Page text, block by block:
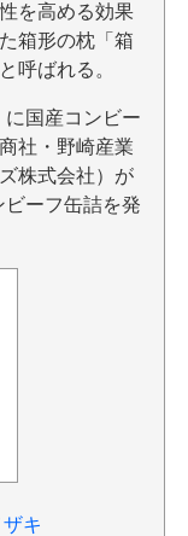
を高める効果
箱形の枕「箱
呼ばれる。
国産コンビー
社・野崎産業
株式会社）が
ーフ缶詰を発
ザキ